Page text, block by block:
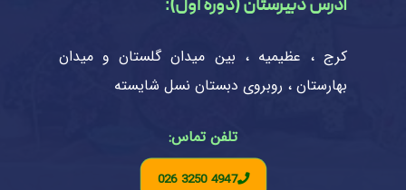
آدرس دبیرستان (دوره اول):
کرج ، عظیمیه ، بین میدان گلستان و میدان
بهارستان ، روبروی دبستان نسل شایسته
تلفن تماس:
026 3250 4947